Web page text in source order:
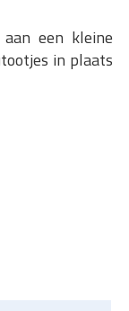
een kleine
in plaats